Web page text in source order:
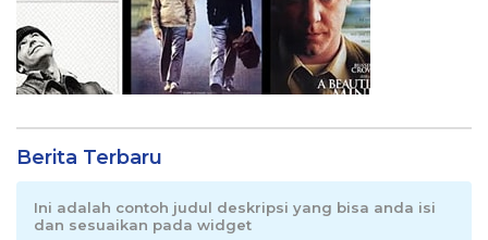
Berita Terbaru
Ini adalah contoh judul deskripsi yang bisa anda isi
dan sesuaikan pada widget